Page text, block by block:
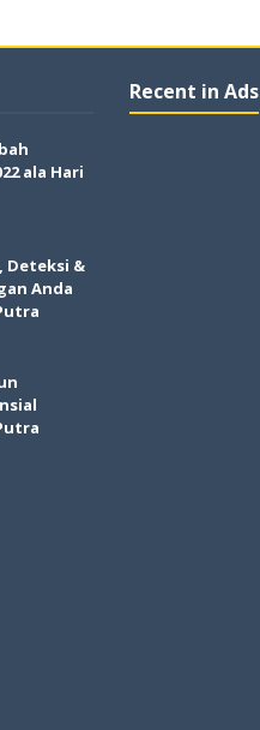
ala Hari
Deteksi &
Anda
Recent in Ads